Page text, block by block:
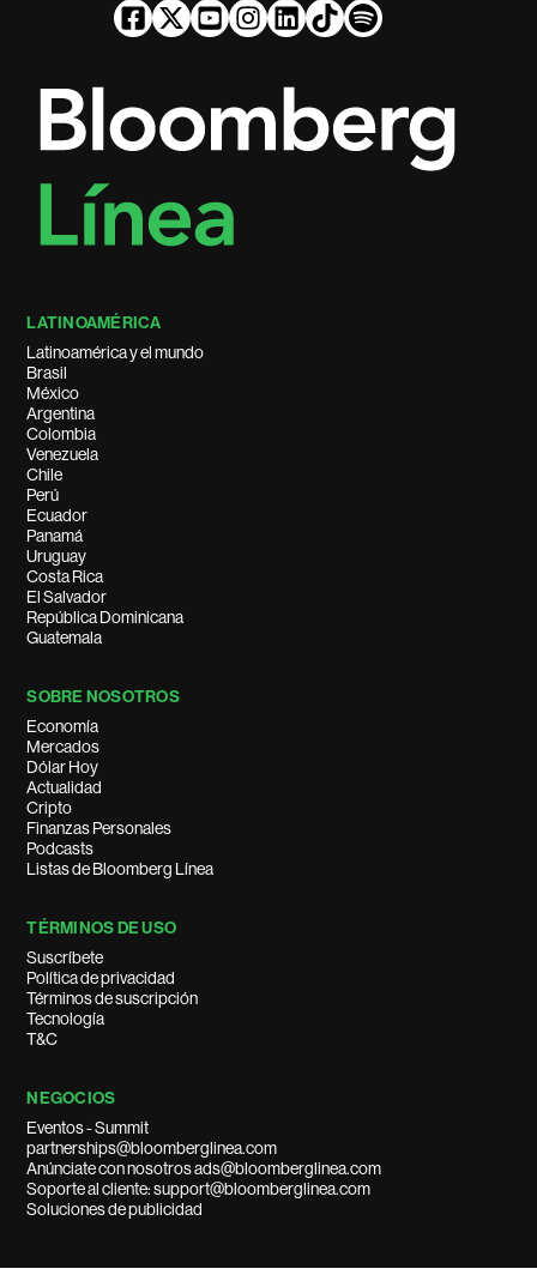
LATINOAMÉRICA
Latinoamérica y el mundo
Brasil
México
Argentina
Colombia
Venezuela
Chile
Perú
Ecuador
Panamá
Uruguay
Costa Rica
El Salvador
República Dominicana
Guatemala
SOBRE NOSOTROS
Economía
Mercados
Dólar Hoy
Actualidad
Cripto
Finanzas Personales
Podcasts
Listas de Bloomberg Línea
TÉRMINOS DE USO
Suscríbete
Política de privacidad
Términos de suscripción
Tecnología
T&C
NEGOCIOS
Eventos - Summit
partnerships@bloomberglinea.com
Anúnciate con nosotros ads@bloomberglinea.com
Soporte al cliente: support@bloomberglinea.com
Soluciones de publicidad